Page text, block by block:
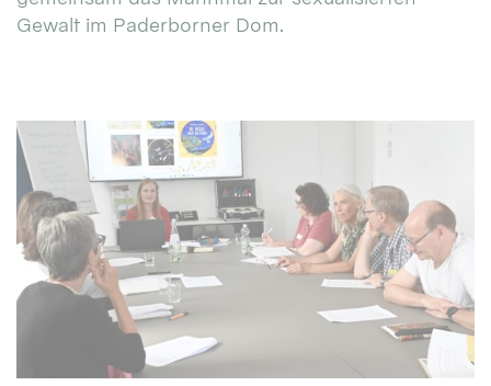
Gewalt im Paderborner Dom.